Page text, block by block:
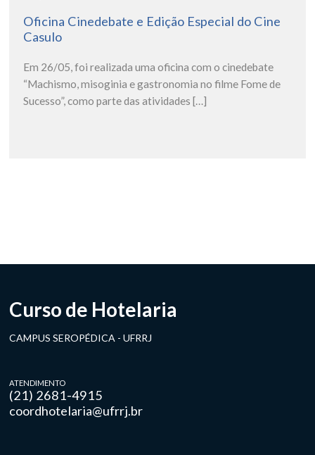
Oficina Cinedebate e Edição Especial do Cine
Casulo
Em 26/05, foi realizada uma oficina com o cinedebate
“Machismo, misoginia e gastronomia no filme Fome de
Sucesso”, como parte das atividades […]
Curso de Hotelaria
CAMPUS SEROPÉDICA - UFRRJ
ATENDIMENTO
(21) 2681-4915
coordhotelaria@ufrrj.br